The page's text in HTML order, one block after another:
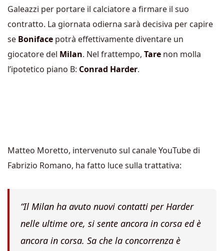
Galeazzi per portare il calciatore a firmare il suo
contratto. La giornata odierna sarà decisiva per capire
se Boniface potrà effettivamente diventare un
giocatore del Milan. Nel frattempo, Tare non molla
l’ipotetico piano B: Conrad Harder.
Matteo Moretto, intervenuto sul canale YouTube di
Fabrizio Romano, ha fatto luce sulla trattativa:
“Il Milan ha avuto nuovi contatti per Harder
nelle ultime ore, si sente ancora in corsa ed è
ancora in corsa. Sa che la concorrenza è